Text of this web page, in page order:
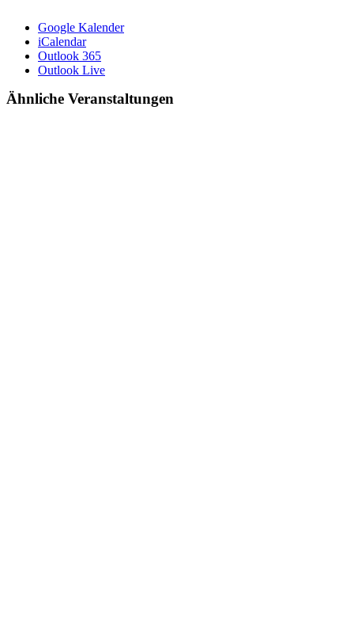
Google Kalender
iCalendar
Outlook 365
Outlook Live
Ähnliche Veranstaltungen